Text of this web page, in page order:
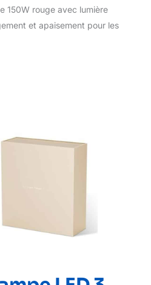
150W rouge avec lumière
et apaisement pour les